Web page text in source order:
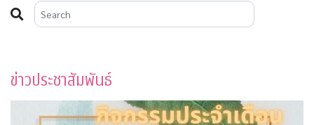
ข่าวประชาสัมพันธ์